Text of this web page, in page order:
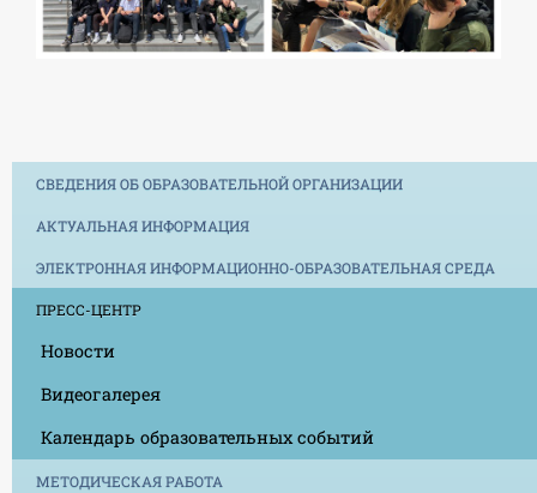
СВЕДЕНИЯ ОБ ОБРАЗОВАТЕЛЬНОЙ ОРГАНИЗАЦИИ
АКТУАЛЬНАЯ ИНФОРМАЦИЯ
ЭЛЕКТРОННАЯ ИНФОРМАЦИОННО-ОБРАЗОВАТЕЛЬНАЯ СРЕДА
ПРЕСС-ЦЕНТР
Новости
Видеогалерея
Календарь образовательных событий
МЕТОДИЧЕСКАЯ РАБОТА